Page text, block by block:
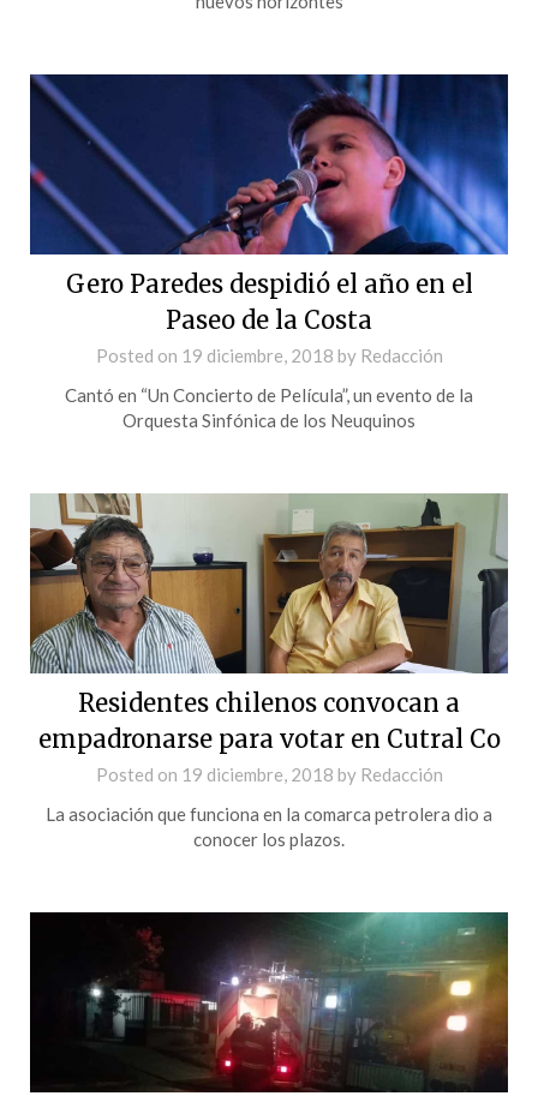
Gero Paredes despidió el año en el
Paseo de la Costa
Posted on 19 diciembre, 2018 by Redacción
Cantó en “Un Concierto de Película”, un evento de la
Orquesta Sinfónica de los Neuquinos
Residentes chilenos convocan a
empadronarse para votar en Cutral Co
Posted on 19 diciembre, 2018 by Redacción
La asociación que funciona en la comarca petrolera dio a
conocer los plazos.